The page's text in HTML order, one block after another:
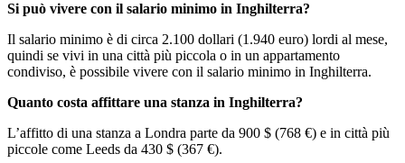
Si può vivere con il salario minimo in Inghilterra?
Il salario minimo è di circa 2.100 dollari (1.940 euro) lordi al mese,
quindi se vivi in una città più piccola o in un appartamento
condiviso, è possibile vivere con il salario minimo in Inghilterra.
Quanto costa affittare una stanza in Inghilterra?
L’affitto di una stanza a Londra parte da 900 $ (768 €) e in città più
piccole come Leeds da 430 $ (367 €).